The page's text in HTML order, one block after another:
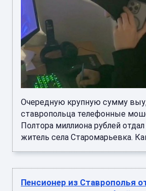
Очередную крупную сумму
ставропольца телефонные
Полтора миллиона рублей
житель села Старомарьевка.
Пенсионер из Ставрополья